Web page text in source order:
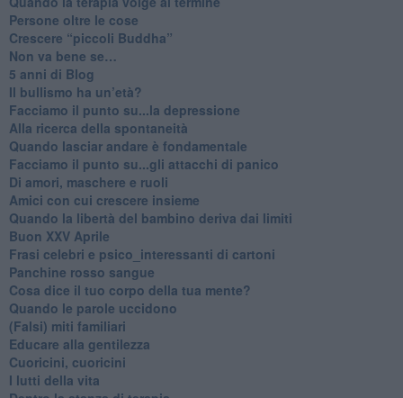
​Persone oltre le cose
​Crescere “piccoli Buddha”
Non va bene se…
​5 anni di Blog
​Il bullismo ha un’età?
Facciamo il punto su...la depressione
​Alla ricerca della spontaneità
​Quando lasciar andare è fondamentale
Facciamo il punto su...gli attacchi di panico
Di amori, maschere e ruoli
​Amici con cui crescere insieme
​Quando la libertà del bambino deriva dai limiti
Buon XXV Aprile
​Frasi celebri e psico_interessanti di cartoni
​Panchine rosso sangue
​Cosa dice il tuo corpo della tua mente?
​Quando le parole uccidono
​(Falsi) miti familiari
​Educare alla gentilezza
​Cuoricini, cuoricini
I lutti della vita